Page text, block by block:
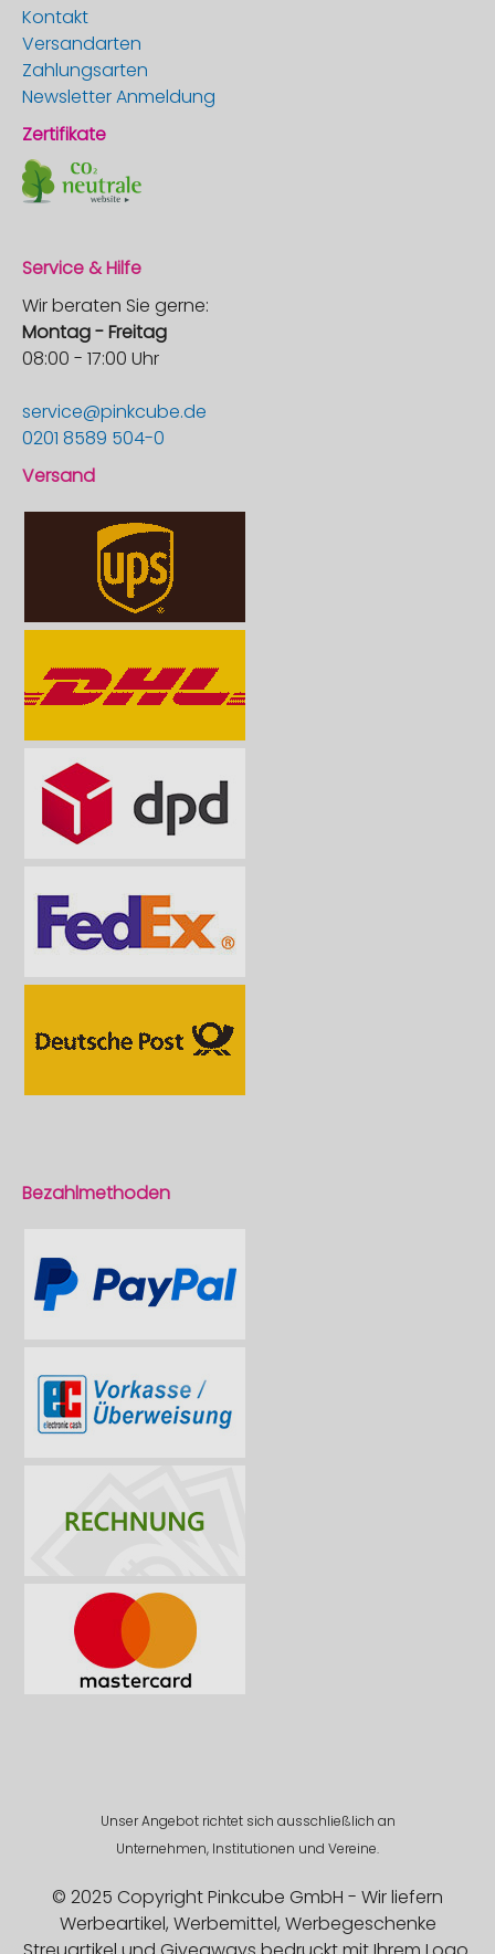
Kontakt
Versandarten
Zahlungsarten
Newsletter Anmeldung
Zertifikate
Service & Hilfe
Wir beraten Sie gerne:
Montag - Freitag
08:00 - 17:00 Uhr
service@pinkcube.de
0201 8589 504-0
Versand
Bezahlmethoden
Unser Angebot richtet sich ausschließlich an
Unternehmen, Institutionen und Vereine.
© 2025 Copyright Pinkcube GmbH - Wir liefern
Werbeartikel, Werbemittel, Werbegeschenke